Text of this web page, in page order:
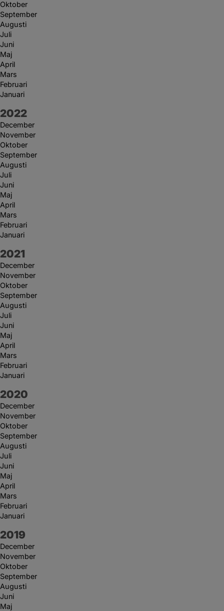
Oktober
September
Augusti
Juli
Juni
Maj
April
Mars
Februari
Januari
År:
2022
December
November
Oktober
September
Augusti
Juli
Juni
Maj
April
Mars
Februari
Januari
År:
2021
December
November
Oktober
September
Augusti
Juli
Juni
Maj
April
Mars
Februari
Januari
År:
2020
December
November
Oktober
September
Augusti
Juli
Juni
Maj
April
Mars
Februari
Januari
År:
2019
December
November
Oktober
September
Augusti
Juni
Maj